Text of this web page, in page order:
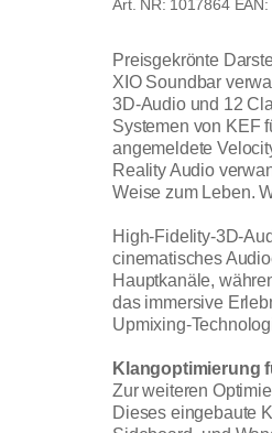
1017864
Preisgekrönte
XIO Soundbar
3D-Audio und 12
Systemen von KEF
angemeldete
Reality Audio
Weise zum Leben.
High-Fidelity-3D-
cinematisches
Hauptkanäle,
das immersive
Upmixing-
Klangoptimierung
Zur weiteren
Dieses eingebaute